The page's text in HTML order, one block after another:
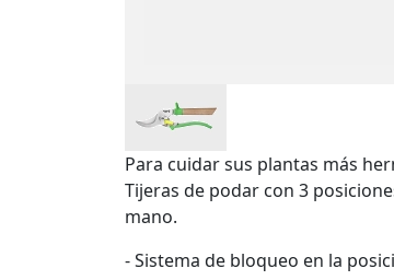
Para cuidar sus plantas más
Tijeras de podar con 3
mano.
- Sistema de bloqueo en la